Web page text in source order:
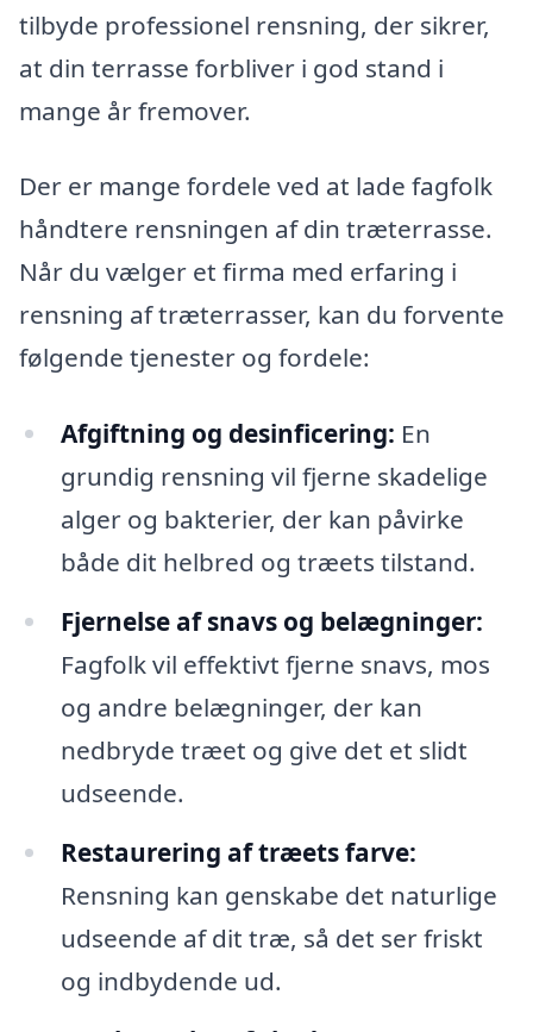
tilbyde professionel rensning, der sikrer,
at din terrasse forbliver i god stand i
mange år fremover.
Der er mange fordele ved at lade fagfolk
håndtere rensningen af din træterrasse.
Når du vælger et firma med erfaring i
rensning af træterrasser, kan du forvente
følgende tjenester og fordele:
Afgiftning og desinficering: En
grundig rensning vil fjerne skadelige
alger og bakterier, der kan påvirke
både dit helbred og træets tilstand.
Fjernelse af snavs og belægninger:
Fagfolk vil effektivt fjerne snavs, mos
og andre belægninger, der kan
nedbryde træet og give det et slidt
udseende.
Restaurering af træets farve:
Rensning kan genskabe det naturlige
udseende af dit træ, så det ser friskt
og indbydende ud.